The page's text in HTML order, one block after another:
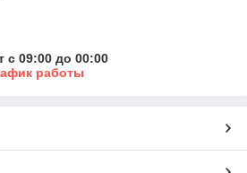
с 09:00 до 00:00
работы